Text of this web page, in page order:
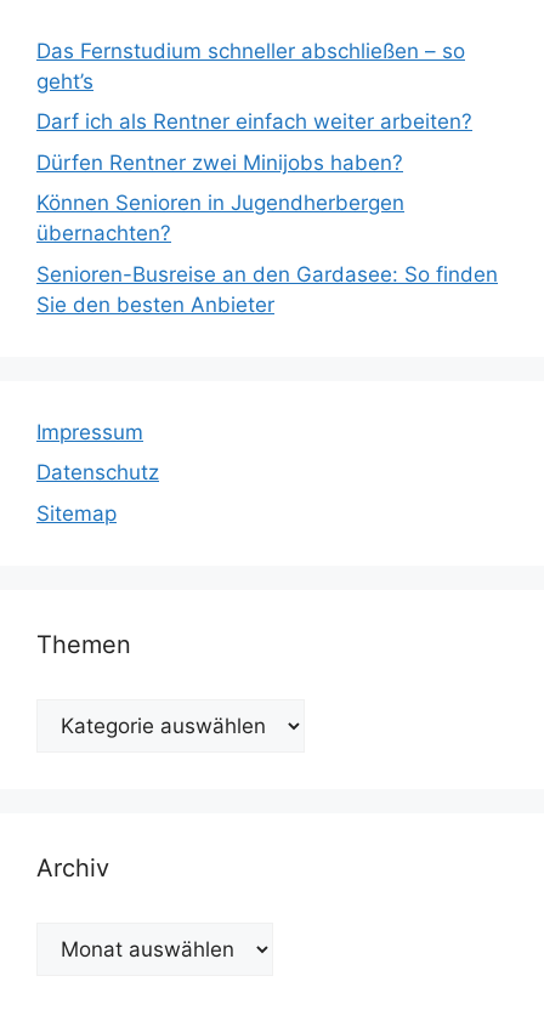
Das Fernstudium schneller abschließen – so
geht’s
Darf ich als Rentner einfach weiter arbeiten?
Dürfen Rentner zwei Minijobs haben?
Können Senioren in Jugendherbergen
übernachten?
Senioren-Busreise an den Gardasee: So finden
Sie den besten Anbieter
Impressum
Datenschutz
Sitemap
Themen
Themen
Archiv
Archiv